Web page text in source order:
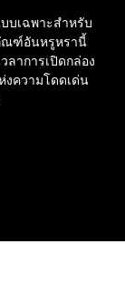
บเฉพาะสำหรับ
ณฑ์อันหรูหรานี้
าการเปิดกล่อง
งความโดดเด่น